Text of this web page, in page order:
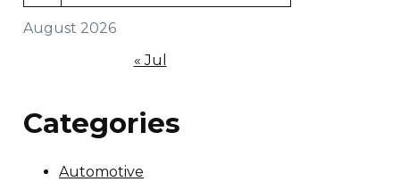
August 2026
« Jul
Categories
Automotive